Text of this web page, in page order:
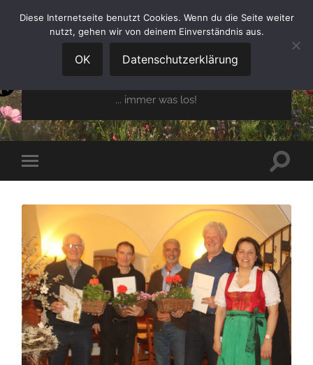
GARTENBAUVEREIN
OBERGLAIM E.V.
... immer was los!
Mobile-
Menü
Diese Internetseite benutzt Cookies. Wenn du die Seite weiter
nutzt, gehen wir von deinem Einverständnis aus.
OK Datenschutzerklärung